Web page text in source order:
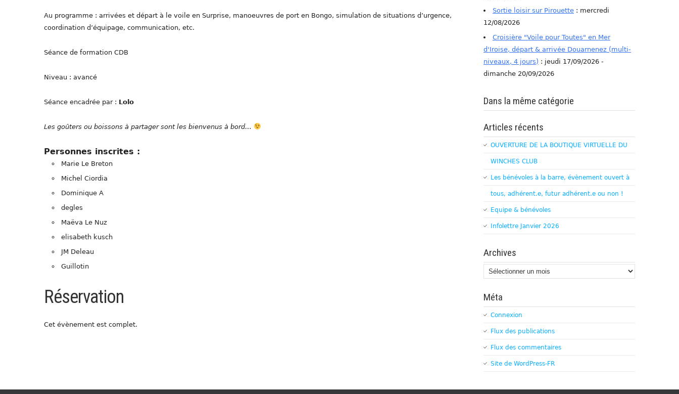
Au programme : arrivées et départ à le voile en Surprise, manoeuvres de port en Bongo, simulation de situations d’urgence,
coordination d’équipage, communication, etc.
Séance de formation CDB
Niveau : avancé
Séance encadrée par : Lolo
Les goûters ou boissons à partager sont les bienvenus à bord…
Personnes inscrites :
Marie Le Breton
Michel Ciordia
Dominique A
degles
Maëva Le Nuz
elisabeth kusch
JM Deleau
Guillotin
Réservation
Cet évènement est complet.
Sortie loisir sur Pirouette : mercredi
12/08/2026
Croisière "Voile pour Toutes" en Mer
d'Iroise, départ & arrivée Douarnenez (multi-
niveaux, 4 jours) : jeudi 17/09/2026 -
dimanche 20/09/2026
Dans la même catégorie
Articles récents
OUVERTURE DE LA BOUTIQUE VIRTUELLE DU
WINCHES CLUB
Les bénévoles à la barre, évènement ouvert à
tous, adhérent.e, futur adhérent.e ou non !
Equipe & bénévoles
Infolettre Janvier 2026
Archives
Archives
Méta
Connexion
Flux des publications
Flux des commentaires
Site de WordPress-FR